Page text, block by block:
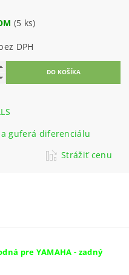
(5 ks)
bez DPH
a guferá diferenciálu
Strážiť cenu
pre YAMAHA - zadný